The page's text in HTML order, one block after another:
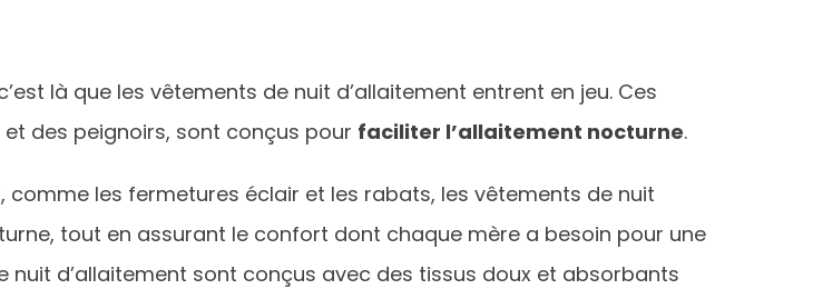
là que les vêtements de nuit d’allaitement entrent en jeu. Ces
des peignoirs, sont conçus pour faciliter l’allaitement nocturne.
les fermetures éclair et les rabats, les vêtements de nuit
tout en assurant le confort dont chaque mère a besoin pour une
d’allaitement sont conçus avec des tissus doux et absorbants